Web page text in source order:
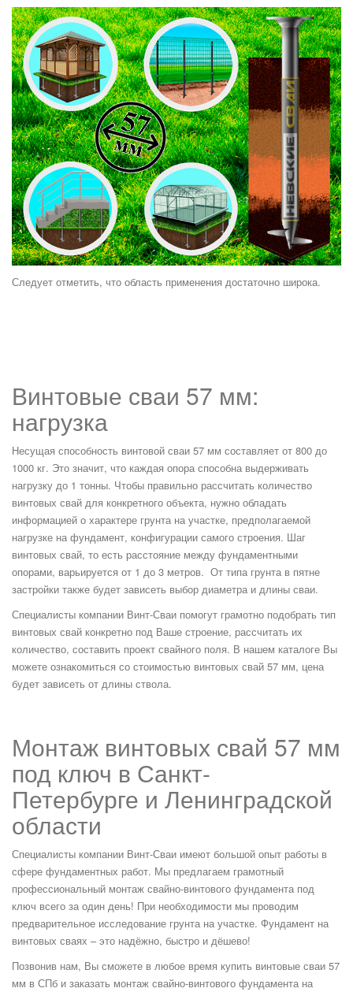
Следует отметить, что область применения достаточно широка.
Винтовые сваи 57 мм:
нагрузка
Несущая способность винтовой сваи 57 мм составляет от 800 до
1000 кг. Это значит, что каждая опора способна выдерживать
нагрузку до 1 тонны. Чтобы правильно рассчитать количество
винтовых свай для конкретного объекта, нужно обладать
информацией о характере грунта на участке, предполагаемой
нагрузке на фундамент, конфигурации самого строения. Шаг
винтовых свай, то есть расстояние между фундаментными
опорами, варьируется от 1 до 3 метров. От типа грунта в пятне
застройки также будет зависеть выбор диаметра и длины сваи.
Специалисты компании Винт-Сваи помогут грамотно подобрать тип
винтовых свай конкретно под Ваше строение, рассчитать их
количество, составить проект свайного поля. В нашем каталоге Вы
можете ознакомиться со стоимостью винтовых свай 57 мм, цена
будет зависеть от длины ствола.
Монтаж винтовых свай 57 мм
под ключ в Санкт-
Петербурге и Ленинградской
области
Специалисты компании Винт-Сваи имеют большой опыт работы в
сфере фундаментных работ. Мы предлагаем грамотный
профессиональный монтаж свайно-винтового фундамента под
ключ всего за один день! При необходимости мы проводим
предварительное исследование грунта на участке. Фундамент на
винтовых сваях – это надёжно, быстро и дёшево!
Позвонив нам, Вы сможете в любое время купить винтовые сваи 57
мм в СПб и заказать монтаж свайно-винтового фундамента на